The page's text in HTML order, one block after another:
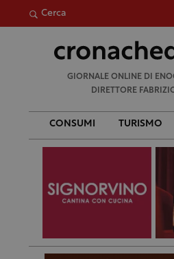
Cerca
per:
GIORNALE ONLINE DI
DIRETTORE
CONSUMI TURISMO